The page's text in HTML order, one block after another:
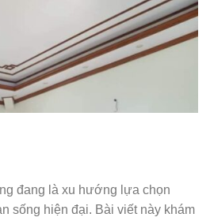
đang là xu hướng lựa chọn
sống hiện đại. Bài viết này khám